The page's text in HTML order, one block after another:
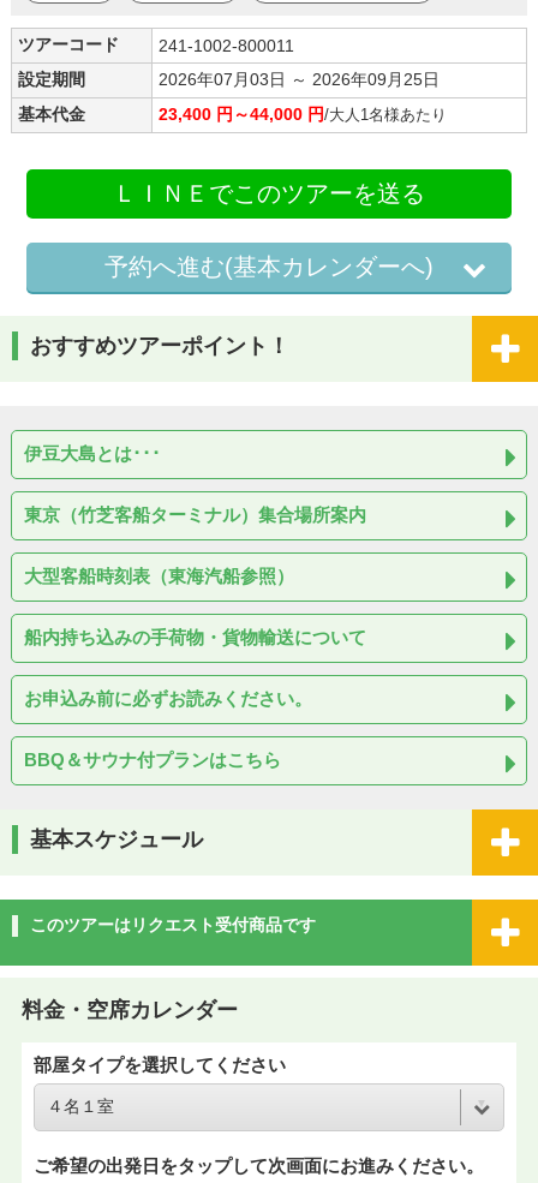
ツアーコード
241-1002-800011
設定期間
2026年07月03日 ～ 2026年09月25日
基本代金
23,400 円～44,000 円/大人1名様あたり
ＬＩＮＥでこのツアーを送る
予約へ進む(基本カレンダーへ)
おすすめツアーポイント！
伊豆大島とは･･･
東京（竹芝客船ターミナル）集合場所案内
大型客船時刻表（東海汽船参照）
船内持ち込みの手荷物・貨物輸送について
お申込み前に必ずお読みください。
BBQ＆サウナ付プランはこちら
基本スケジュール
このツアーはリクエスト受付商品です
料金・空席カレンダー
部屋タイプを選択してください
ご希望の出発日をタップして次画面にお進みください。